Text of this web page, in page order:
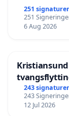
251 signaturer
251
6 Aug 2026
243 signaturer
243
12 Jul 2026